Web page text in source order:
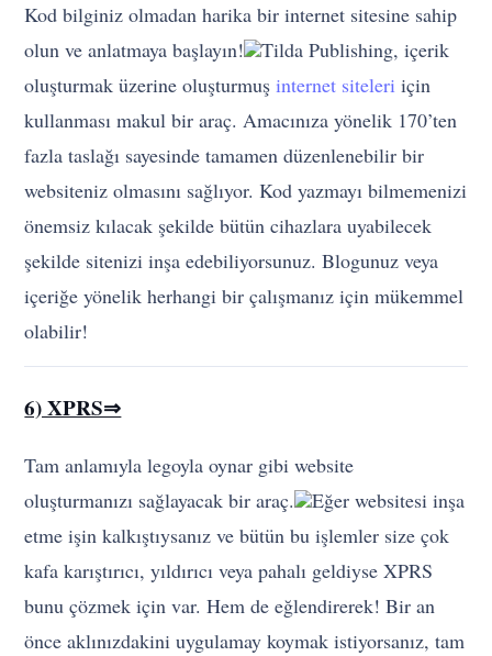
kullanması makul bir araç. Amacınıza yönelik 170’ten
fazla taslağı sayesinde tamamen düzenlenebilir bir
websiteniz olmasını sağlıyor. Kod yazmayı bilmemenizi
önemsiz kılacak şekilde bütün cihazlara uyabilecek
şekilde sitenizi inşa edebiliyorsunuz. Blogunuz veya
içeriğe yönelik herhangi bir çalışmanız için mükemmel
olabilir!
6) XPRS⇒
etme işin kalkıştıysanız ve bütün bu işlemler size çok
kafa karıştırıcı, yıldırıcı veya pahalı geldiyse XPRS
bunu çözmek için var. Hem de eğlendirerek! Bir an
önce aklınızdakini uygulamay koymak istiyorsanız, tam
işinize göre preimum tasarımları güvenilir bir ev
sahipliğinde kısa sürede elde edebilirsiniz. XPRS’in
oluşturduğu temel bloklar sayesinde tam anlamıyla